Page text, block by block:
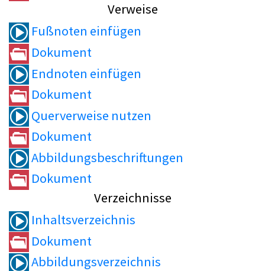
Verweise
Fußnoten einfügen
Dokument
Endnoten einfügen
Dokument
Querverweise nutzen
Dokument
Abbildungsbeschriftungen
Dokument
Verzeichnisse
Inhaltsverzeichnis
Dokument
Abbildungsverzeichnis